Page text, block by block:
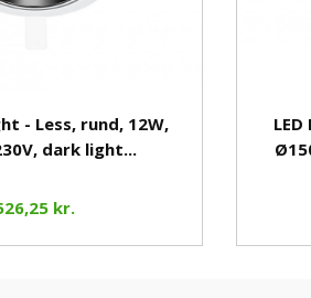
- Less, rund, 12W,
dark light...
kr.